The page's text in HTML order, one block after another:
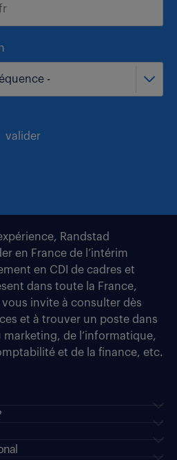
-
valider
Randstad
en France de l’intérim
en CDI de cadres et
dans toute la France,
invite à consulter dès
et à trouver un poste dans
marketing, de l’informatique,
et de la finance, etc.